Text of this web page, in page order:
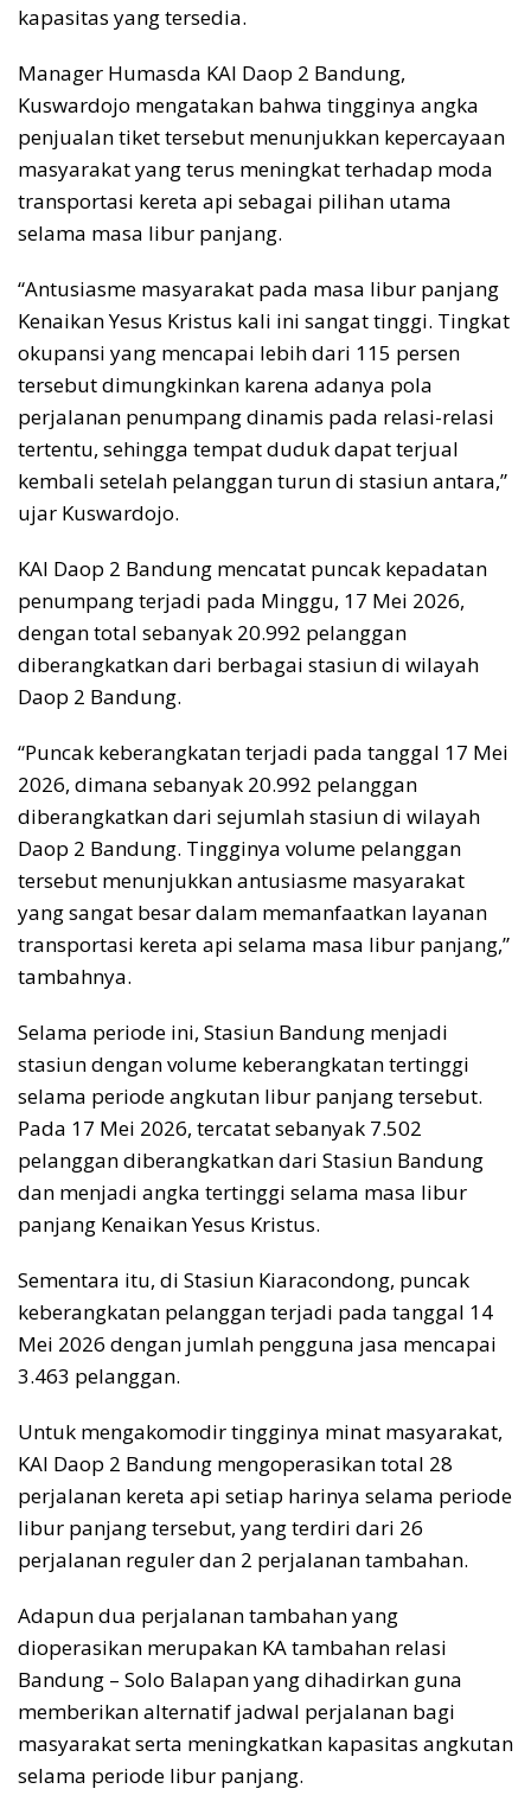
kapasitas yang tersedia.
Manager Humasda KAI Daop 2 Bandung,
Kuswardojo mengatakan bahwa tingginya angka
penjualan tiket tersebut menunjukkan kepercayaan
masyarakat yang terus meningkat terhadap moda
transportasi kereta api sebagai pilihan utama
selama masa libur panjang.
“Antusiasme masyarakat pada masa libur panjang
Kenaikan Yesus Kristus kali ini sangat tinggi. Tingkat
okupansi yang mencapai lebih dari 115 persen
tersebut dimungkinkan karena adanya pola
perjalanan penumpang dinamis pada relasi-relasi
tertentu, sehingga tempat duduk dapat terjual
kembali setelah pelanggan turun di stasiun antara,”
ujar Kuswardojo.
KAI Daop 2 Bandung mencatat puncak kepadatan
penumpang terjadi pada Minggu, 17 Mei 2026,
dengan total sebanyak 20.992 pelanggan
diberangkatkan dari berbagai stasiun di wilayah
Daop 2 Bandung.
“Puncak keberangkatan terjadi pada tanggal 17 Mei
2026, dimana sebanyak 20.992 pelanggan
diberangkatkan dari sejumlah stasiun di wilayah
Daop 2 Bandung. Tingginya volume pelanggan
tersebut menunjukkan antusiasme masyarakat
yang sangat besar dalam memanfaatkan layanan
transportasi kereta api selama masa libur panjang,”
tambahnya.
Selama periode ini, Stasiun Bandung menjadi
stasiun dengan volume keberangkatan tertinggi
selama periode angkutan libur panjang tersebut.
Pada 17 Mei 2026, tercatat sebanyak 7.502
pelanggan diberangkatkan dari Stasiun Bandung
dan menjadi angka tertinggi selama masa libur
panjang Kenaikan Yesus Kristus.
Sementara itu, di Stasiun Kiaracondong, puncak
keberangkatan pelanggan terjadi pada tanggal 14
Mei 2026 dengan jumlah pengguna jasa mencapai
3.463 pelanggan.
Untuk mengakomodir tingginya minat masyarakat,
KAI Daop 2 Bandung mengoperasikan total 28
perjalanan kereta api setiap harinya selama periode
libur panjang tersebut, yang terdiri dari 26
perjalanan reguler dan 2 perjalanan tambahan.
Adapun dua perjalanan tambahan yang
dioperasikan merupakan KA tambahan relasi
Bandung – Solo Balapan yang dihadirkan guna
memberikan alternatif jadwal perjalanan bagi
masyarakat serta meningkatkan kapasitas angkutan
selama periode libur panjang.